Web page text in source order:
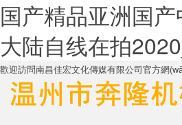
国产精品亚洲国
大陆自线在拍
歡迎訪問南昌佳宏文化傳媒有限公司官方網